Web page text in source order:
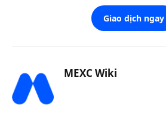
Giao dịch ngay
MEXC Wiki